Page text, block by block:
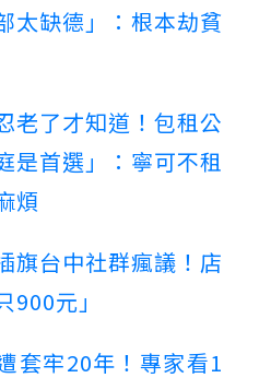
太缺德」：根本劫貧
老了才知道！包租公
是首選」：寧可不租
煩
旗台中社群瘋議！店
元」
套牢20年！專家看1